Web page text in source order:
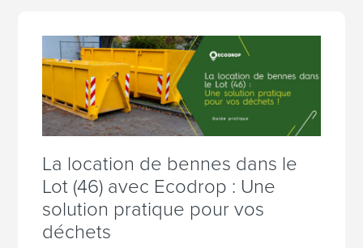
La location de bennes dans le
Lot (46) avec Ecodrop : Une
solution pratique pour vos
déchets